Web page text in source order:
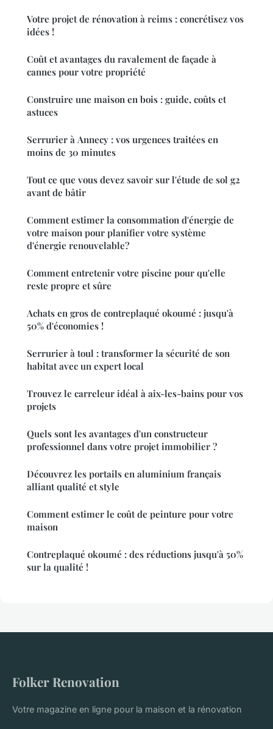
Votre projet de rénovation à reims : concrétisez vos
idées !
Coût et avantages du ravalement de façade à
cannes pour votre propriété
Construire une maison en bois : guide, coûts et
astuces
Serrurier à Annecy : vos urgences traitées en
moins de 30 minutes
Tout ce que vous devez savoir sur l'étude de sol g2
avant de bâtir
Comment estimer la consommation d'énergie de
votre maison pour planifier votre système
d'énergie renouvelable?
Comment entretenir votre piscine pour qu'elle
reste propre et sûre
Achats en gros de contreplaqué okoumé : jusqu'à
50% d'économies !
Serrurier à toul : transformer la sécurité de son
habitat avec un expert local
Trouvez le carreleur idéal à aix-les-bains pour vos
projets
Quels sont les avantages d'un constructeur
professionnel dans votre projet immobilier ?
Découvrez les portails en aluminium français
alliant qualité et style
Comment estimer le coût de peinture pour votre
maison
Contreplaqué okoumé : des réductions jusqu'à 50%
sur la qualité !
Folker Renovation
Votre magazine en ligne pour la maison et la rénovation